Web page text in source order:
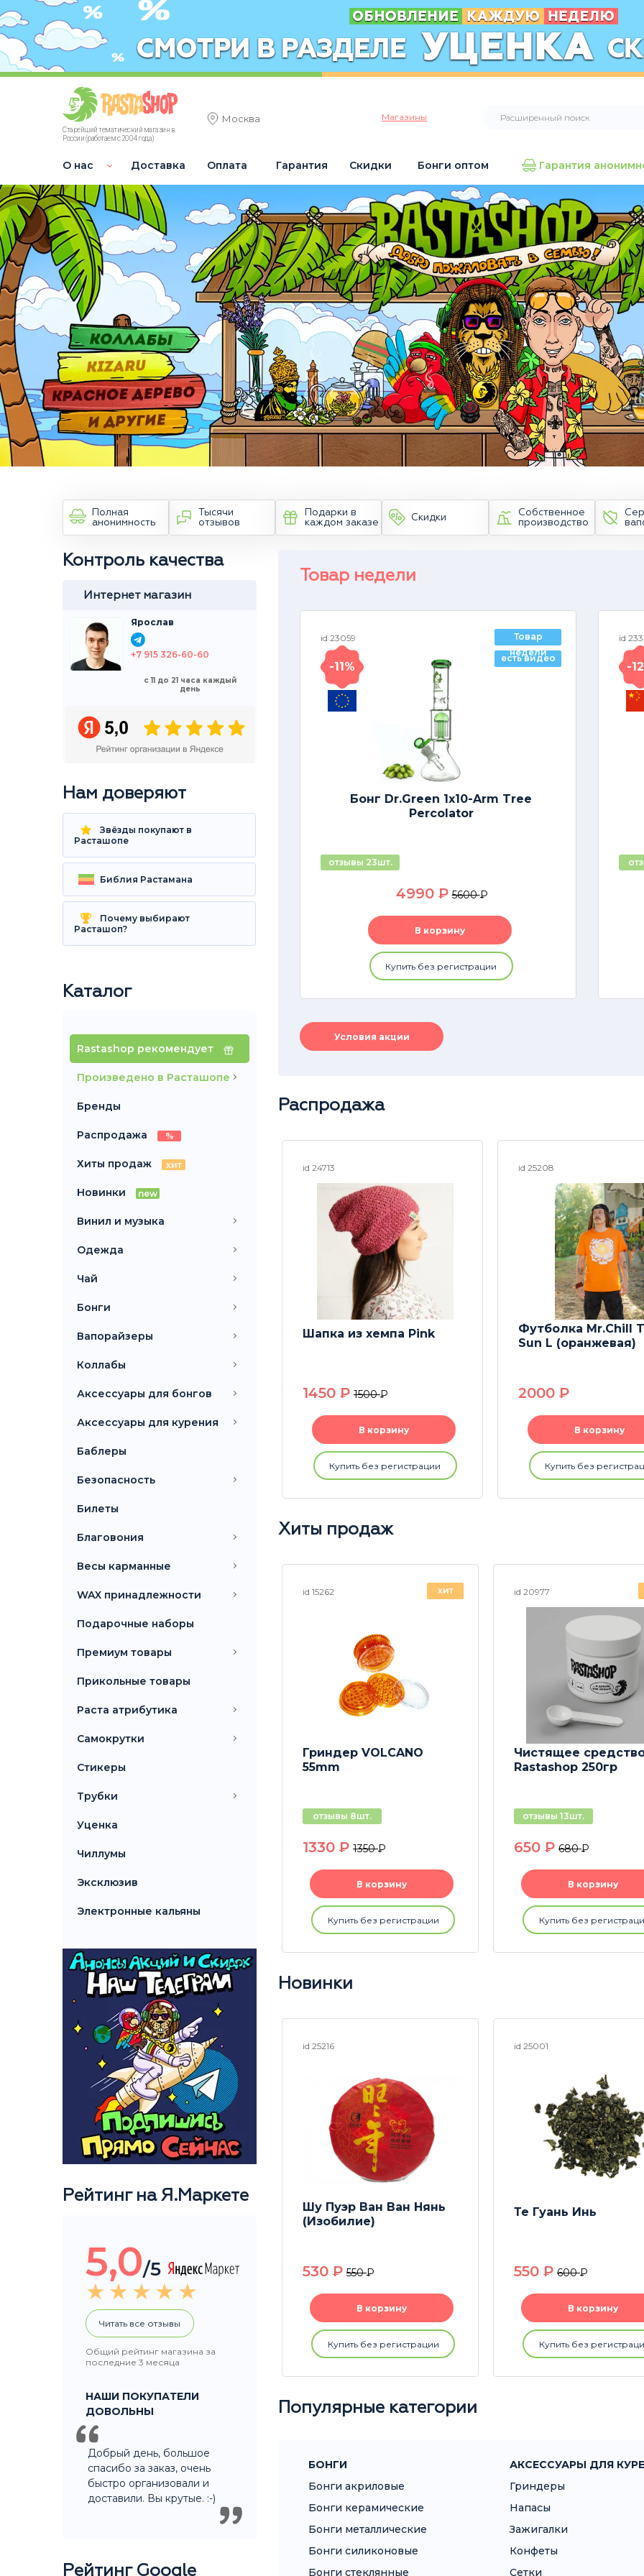
Старейший тематический магазин в
России (работаем с 2004 года)
Москва Магазины
О нас Доставка Оплата Гарантия Скидки Бонги оптом Гарантия
Полная
анонимность
Тысячи
отзывов
Подарки в
каждом заказе
Скидки
Собственное
производство
Контроль качества
Интернет магазин
Ярослав
+7 915 326-60-60
с 11 до 21 часа каждый
день
Нам доверяют
Звёзды покупают в
Расташопе
Библия Растамана
Почему выбирают
Расташоп?
Каталог
Rastashop рекомендует
Произведено в Расташопе
Бренды
Распродажа %
Хиты продаж хит
Новинки new
Винил и музыка
Одежда
Чай
Бонги
Вапорайзеры
Коллабы
Аксессуары для бонгов
Аксессуары для курения
Баблеры
Безопасность
Билеты
Благовония
Весы карманные
WAX принадлежности
Подарочные наборы
Премиум товары
Прикольные товары
Раста атрибутика
Самокрутки
Стикеры
Трубки
Уценка
Чиллумы
Эксклюзив
Электронные кальяны
Рейтинг на Я.Маркете
5,0/5
Читать все отзывы
Общий рейтинг магазина за
последние 3 месяца
НАШИ ПОКУПАТЕЛИ
ДОВОЛЬНЫ
Добрый день, большое
спасибо за заказ, очень
быстро организовали и
доставили. Вы крутые. :-)
Рейтинг Google
Товар недели
Вапорайзер VapHit X
отзывы 5шт.
8990P 10200P
В корзину
id 23059
-11%
Товар
недели
есть видео
Бонг Dr.Green 1x10-Arm Tree
Percolator
отзывы 23шт.
4990 P 5600P
В корзину
Купить без регистрации
id
-
Условия акции
Распродажа
id 24713
Шапка из хемпа Pink
1450 P 1500P
В корзину
Купить без регистрации
id 25208
Футболка Mr.Chill
Sun L (оранжевая)
2000 P
В корзину
Купить без
Хиты продаж
id 24662 хит
1750
id 15262 хит
Гриндер VOLCANO
55mm
отзывы 8шт.
1330 P 1350P
В корзину
Купить без регистрации
id 20977
Чистящее
Rastashop 250гр
отзывы 13шт.
650 P 680P
В корзину
Купить без
Новинки
id 25007
1250P 1300 P
В корзину
id 25216
Шу Пуэр Ван Ван Нянь
(Изобилие)
530 P 550P
В корзину
Купить без регистрации
id 25001
Те Гуань Инь
550 P 600P
В корзину
Купить без
Популярные категории
БОНГИ
Бонги акриловые
Бонги керамические
Бонги металлические
Бонги силиконовые
Бонги стеклянные
АКСЕССУАРЫ ДЛЯ
Гриндеры
Напасы
Зажигалки
Конфеты
Сетки